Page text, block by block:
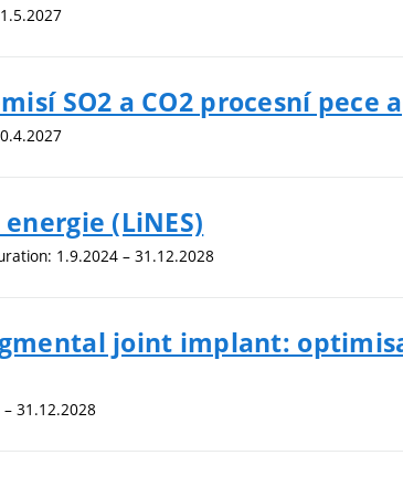
SO2 a CO2 procesní
(LiNES)
1.9.2024 – 31.12.2028
joint implant:
31.12.2028